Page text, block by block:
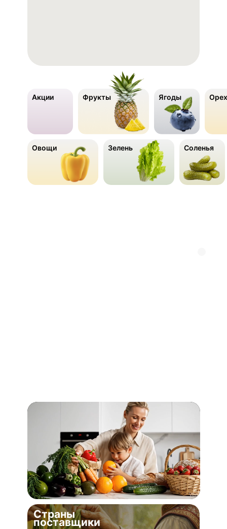
Фрукты Ягоды
Овощи Зелень Соленья
Акции
Страны
поставщики